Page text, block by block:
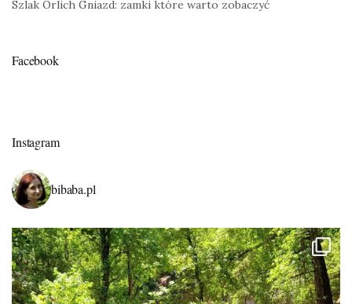
Szlak Orlich Gniazd: zamki które warto zobaczyć
Facebook
Instagram
bibaba.pl